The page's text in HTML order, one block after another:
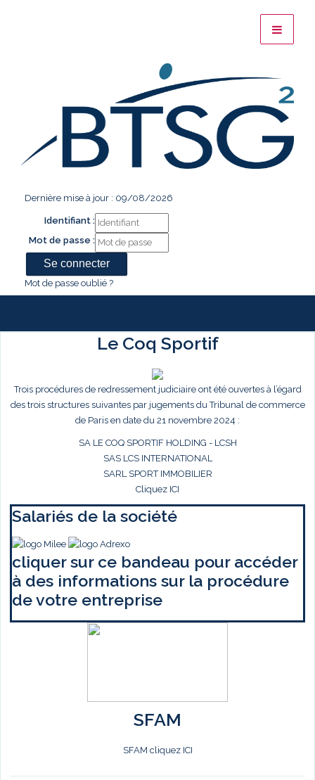
Dernière mise à jour : 09/08/2026
Identifiant :
Mot de passe :
Mot de passe oublié ?
Le Coq Sportif
Trois procédures de redressement judiciaire ont été ouvertes à l’égard
des trois structures suivantes par jugements du Tribunal de commerce
de Paris en date du 21 novembre 2024 :
SA LE COQ SPORTIF HOLDING - LCSH
SAS LCS INTERNATIONAL
SARL SPORT IMMOBILIER
Cliquez ICI
Salariés de la société
cliquer sur ce bandeau pour accéder
à des informations sur la procédure
de votre entreprise
SFAM
SFAM cliquez ICI